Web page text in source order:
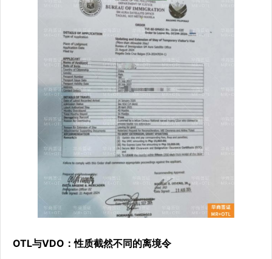
OTL与VDO：性质截然不同的离境令